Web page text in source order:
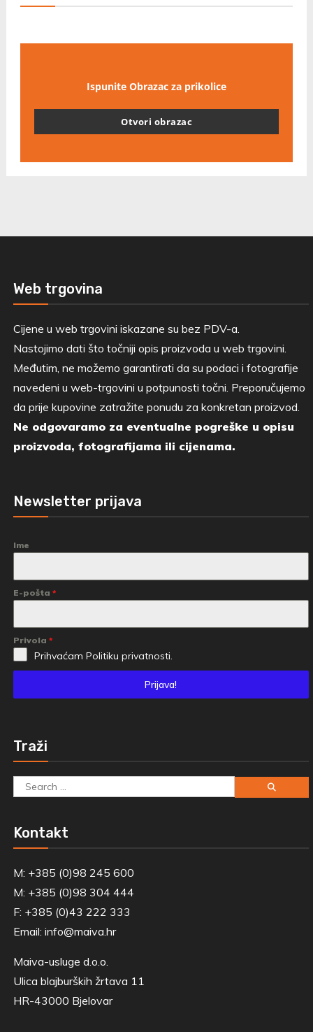
Ispunite Obrazac za prikolice
Otvori obrazac
Web trgovina
Cijene u web trgovini iskazane su bez PDV-a.
Nastojimo dati što točniji opis proizvoda u web trgovini.
Međutim, ne možemo garantirati da su podaci i fotografije
navedeni u web-trgovini u potpunosti točni. Preporučujemo
da prije kupovine zatražite ponudu za konkretan proizvod.
Ne odgovaramo za eventualne pogreške u opisu
proizvoda, fotografijama ili cijenama.
Newsletter prijava
Ime
E-pošta *
Privola *
Prihvaćam Politiku privatnosti.
Prijava!
Traži
Search
Kontakt
M: +385 (0)98 245 600
M: +385 (0)98 304 444
F: +385 (0)43 222 333
Email: info@maiva.hr
Maiva-usluge d.o.o.
Ulica blajburških žrtava 11
HR-43000 Bjelovar